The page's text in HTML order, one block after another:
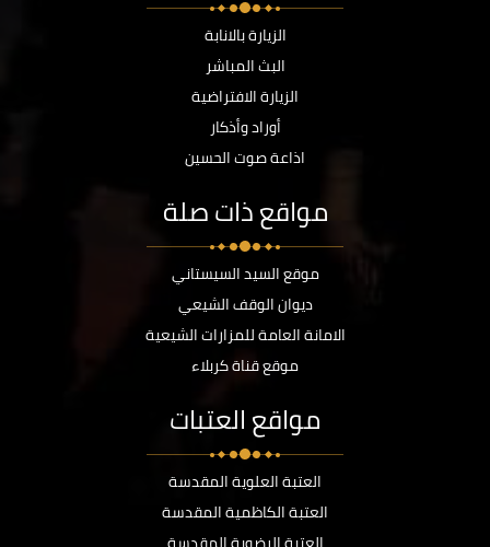
الزيارة بالانابة
البث المباشر
الزيارة الافتراضية
أوراد وأذكار
اذاعة صوت الحسين
مواقع ذات صلة
موقع السيد السيستاني
ديوان الوقف الشيعي
الامانة العامة للمزارات الشيعية
موقع قناة كربلاء
مواقع العتبات
العتبة العلوية المقدسة
العتبة الكاظمية المقدسة